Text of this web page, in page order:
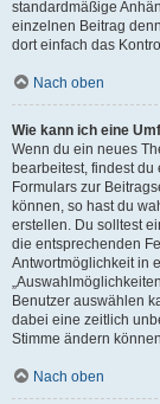
standardmäßige
einzelnen Beitrag
dort einfach das
Nach oben
Wie kann ich eine
Wenn du ein neues
bearbeitest, findest du
Formulars zur
können, so hast du
erstellen. Du solltest
die entsprechenden
Antwortmöglichkeit in
Benutzer auswählen
dabei eine zeitlich
Stimme ändern
Nach oben